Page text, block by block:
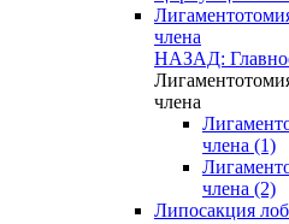
члена
НАЗАД:
члена
члена (1)
члена (2)
Липосакция